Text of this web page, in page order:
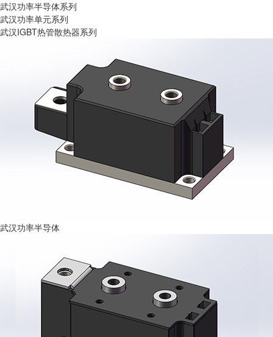
武汉功率半导体系列
武汉功率单元系列
武汉IGBT热管散热器系列
武汉功率半导体